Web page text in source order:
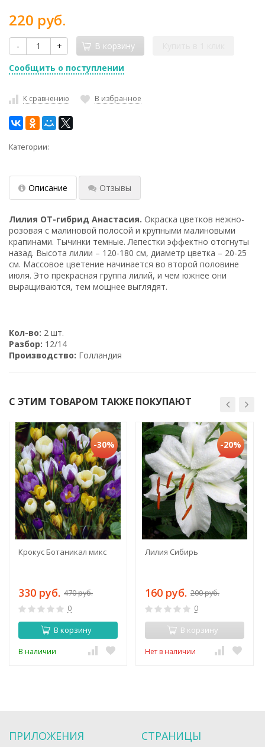
220 руб.
- + В корзину
Сообщить о поступлении
К сравнению В избранное
Категории:
Описание Отзывы
Лилия ОТ-гибрид Анастасия. Окраска цветков нежно-
розовая с малиновой полосой и крупными малиновыми
крапинами. Тычинки темные. Лепестки эффектно отогнуты
назад. Высота лилии – 120-180 см, диаметр цветка – 20-25
см. Массовое цветение начинается во второй половине
июля. Это прекрасная группа лилий, и чем южнее они
выращиваются, тем мощнее выглядят.
Кол-во: 2 шт.
Разбор: 12/14
Производство: Голландия
С ЭТИМ ТОВАРОМ ТАКЖЕ ПОКУПАЮТ
-30%
Крокус Ботаникал микс
330 руб. 470 руб.
0
В корзину
В наличии
-20%
Лилия Сибирь
160 руб. 200 руб.
0
В корзину
Нет в наличии
ПРИЛОЖЕНИЯ СТРАНИЦЫ